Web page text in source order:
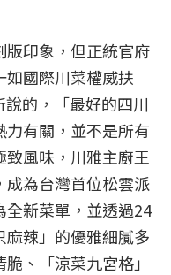
版印象，但正統官府
如國際川菜權威扶
的，「最好的四川
有關，並不是所有
風味，川雅主廚王
成為台灣首位松雲派
全新菜單，並透過24
辣」的優雅細膩多
、「涼菜九宮格」